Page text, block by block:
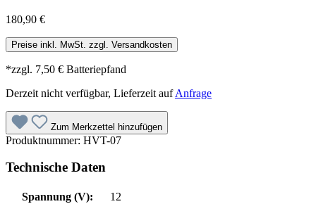
180,90 €
Preise inkl. MwSt. zzgl. Versandkosten
*zzgl. 7,50 € Batteriepfand
Derzeit nicht verfügbar, Lieferzeit aufAnfrage
Zum Merkzettel hinzufügen
Produktnummer: HVT-07
Technische Daten
Spannung (V):
12